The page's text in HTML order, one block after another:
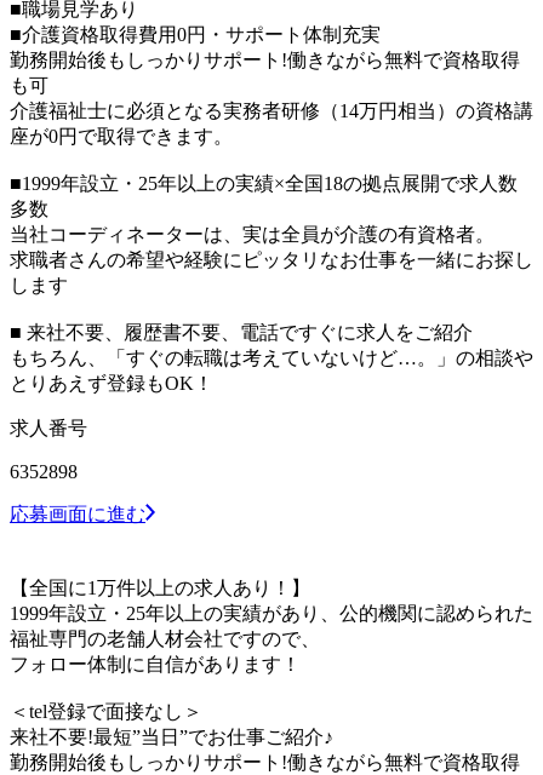
■職場見学あり
■介護資格取得費用0円・サポート体制充実
勤務開始後もしっかりサポート!働きながら無料で資格取得
も可
介護福祉士に必須となる実務者研修（14万円相当）の資格講
座が0円で取得できます。
■1999年設立・25年以上の実績×全国18の拠点展開で求人数
多数
当社コーディネーターは、実は全員が介護の有資格者。
求職者さんの希望や経験にピッタリなお仕事を一緒にお探し
します
■ 来社不要、履歴書不要、電話ですぐに求人をご紹介
もちろん、「すぐの転職は考えていないけど…。」の相談や
とりあえず登録もOK！
求人番号
6352898
応募画面に進む
【全国に1万件以上の求人あり！】
1999年設立・25年以上の実績があり、公的機関に認められた
福祉専門の老舗人材会社ですので、
フォロー体制に自信があります！
＜tel登録で面接なし＞
来社不要!最短”当日”でお仕事ご紹介♪
勤務開始後もしっかりサポート!働きながら無料で資格取得